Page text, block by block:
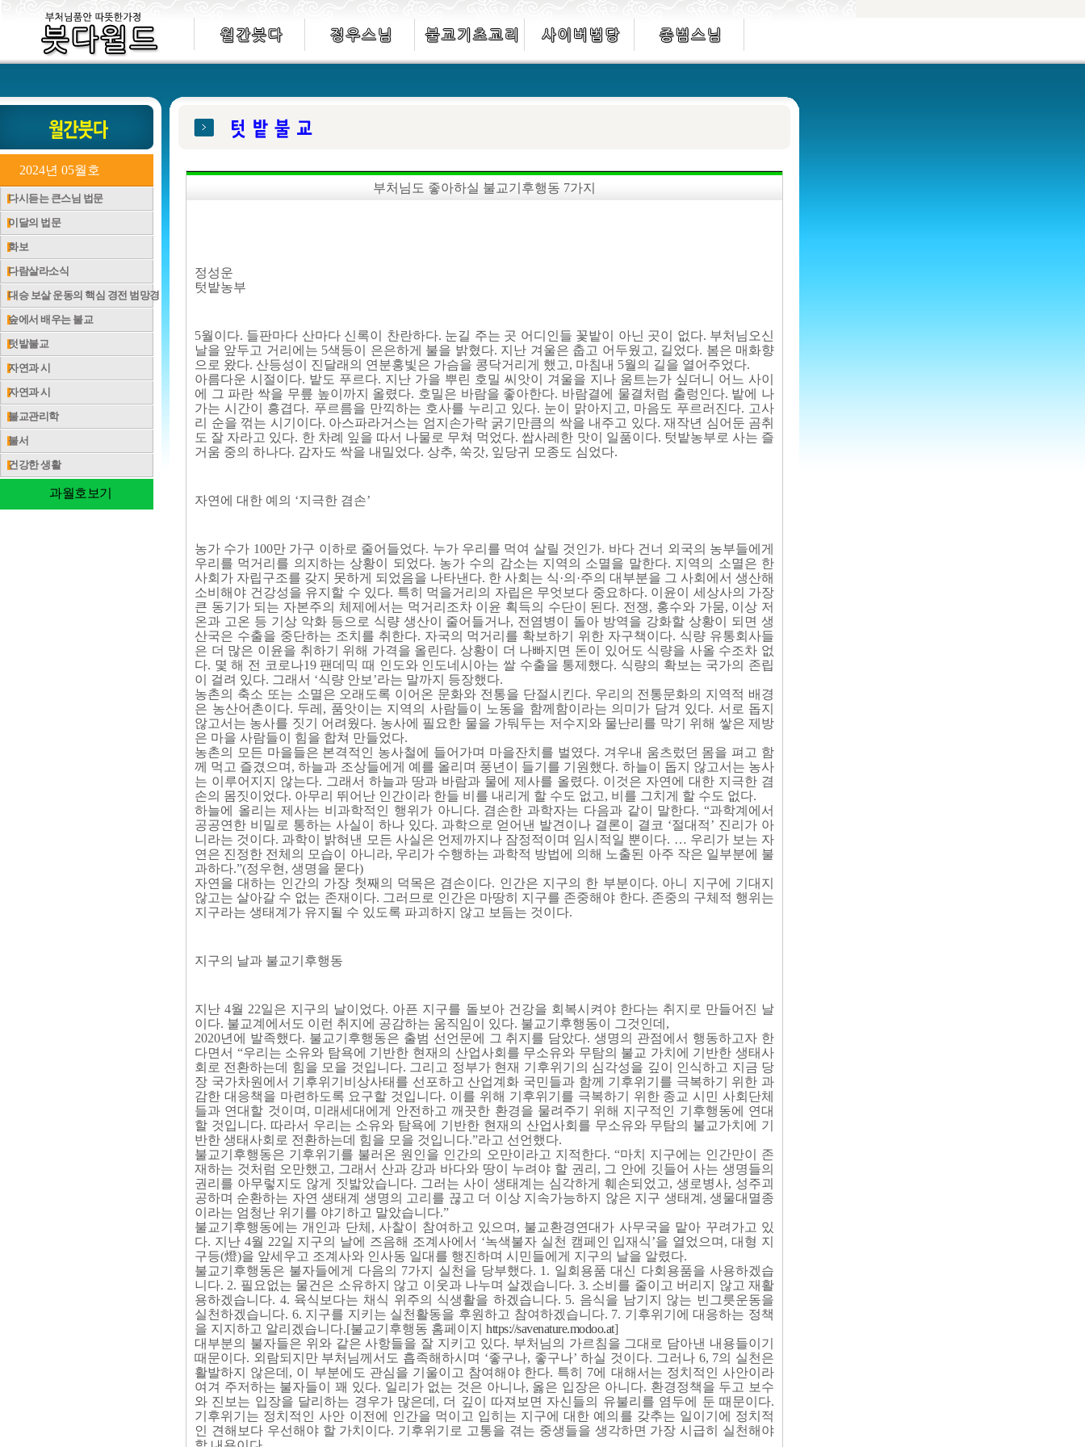
2024년 05월호
다시듣는 큰스님 법문
이달의 법문
화보
다람살라소식
대승 보살 운동의 핵심 경전 범망경
숲에서 배우는 불교
텃밭불교
자연과 시
자연과 시
불교관리학
불서
건강한 생활
과월호보기
부처님도 좋아하실 불교기후행동 7가지
정성운
텃밭농부
5월이다. 들판마다 산마다 신록이 찬란하다. 눈길 주는 곳 어디인들 꽃밭이 아닌 곳이 없다. 부처님오신
날을 앞두고 거리에는 5색등이 은은하게 불을 밝혔다. 지난 겨울은 춥고 어두웠고, 길었다. 봄은 매화향
으로 왔다. 산등성이 진달래의 연분홍빛은 가슴을 콩닥거리게 했고, 마침내 5월의 길을 열어주었다.
아름다운 시절이다. 밭도 푸르다. 지난 가을 뿌린 호밀 씨앗이 겨울을 지나 움트는가 싶더니 어느 사이
에 그 파란 싹을 무릎 높이까지 올렸다. 호밀은 바람을 좋아한다. 바람결에 물결처럼 출렁인다. 밭에 나
가는 시간이 흥겹다. 푸르름을 만끽하는 호사를 누리고 있다. 눈이 맑아지고, 마음도 푸르러진다. 고사
리 순을 꺾는 시기이다. 아스파라거스는 엄지손가락 굵기만큼의 싹을 내주고 있다. 재작년 심어둔 곰취
도 잘 자라고 있다. 한 차례 잎을 따서 나물로 무쳐 먹었다. 쌉사레한 맛이 일품이다. 텃밭농부로 사는 즐
거움 중의 하나다. 감자도 싹을 내밀었다. 상추, 쑥갓, 잎당귀 모종도 심었다.
자연에 대한 예의 ‘지극한 겸손’
농가 수가 100만 가구 이하로 줄어들었다. 누가 우리를 먹여 살릴 것인가. 바다 건너 외국의 농부들에게
우리를 먹거리를 의지하는 상황이 되었다. 농가 수의 감소는 지역의 소멸을 말한다. 지역의 소멸은 한
사회가 자립구조를 갖지 못하게 되었음을 나타낸다. 한 사회는 식·의·주의 대부분을 그 사회에서 생산해
소비해야 건강성을 유지할 수 있다. 특히 먹을거리의 자립은 무엇보다 중요하다. 이윤이 세상사의 가장
큰 동기가 되는 자본주의 체제에서는 먹거리조차 이윤 획득의 수단이 된다. 전쟁, 홍수와 가뭄, 이상 저
온과 고온 등 기상 악화 등으로 식량 생산이 줄어들거나, 전염병이 돌아 방역을 강화할 상황이 되면 생
산국은 수출을 중단하는 조치를 취한다. 자국의 먹거리를 확보하기 위한 자구책이다. 식량 유통회사들
은 더 많은 이윤을 취하기 위해 가격을 올린다. 상황이 더 나빠지면 돈이 있어도 식량을 사올 수조차 없
다. 몇 해 전 코로나19 팬데믹 때 인도와 인도네시아는 쌀 수출을 통제했다. 식량의 확보는 국가의 존립
이 걸려 있다. 그래서 ‘식량 안보’라는 말까지 등장했다.
농촌의 축소 또는 소멸은 오래도록 이어온 문화와 전통을 단절시킨다. 우리의 전통문화의 지역적 배경
은 농산어촌이다. 두레, 품앗이는 지역의 사람들이 노동을 함께함이라는 의미가 담겨 있다. 서로 돕지
않고서는 농사를 짓기 어려웠다. 농사에 필요한 물을 가둬두는 저수지와 물난리를 막기 위해 쌓은 제방
은 마을 사람들이 힘을 합쳐 만들었다.
농촌의 모든 마을들은 본격적인 농사철에 들어가며 마을잔치를 벌였다. 겨우내 움츠렀던 몸을 펴고 함
께 먹고 즐겼으며, 하늘과 조상들에게 예를 올리며 풍년이 들기를 기원했다. 하늘이 돕지 않고서는 농사
는 이루어지지 않는다. 그래서 하늘과 땅과 바람과 물에 제사를 올렸다. 이것은 자연에 대한 지극한 겸
손의 몸짓이었다. 아무리 뛰어난 인간이라 한들 비를 내리게 할 수도 없고, 비를 그치게 할 수도 없다.
하늘에 올리는 제사는 비과학적인 행위가 아니다. 겸손한 과학자는 다음과 같이 말한다. “과학계에서
공공연한 비밀로 통하는 사실이 하나 있다. 과학으로 얻어낸 발견이나 결론이 결코 ‘절대적’ 진리가 아
니라는 것이다. 과학이 밝혀낸 모든 사실은 언제까지나 잠정적이며 임시적일 뿐이다. … 우리가 보는 자
연은 진정한 전체의 모습이 아니라, 우리가 수행하는 과학적 방법에 의해 노출된 아주 작은 일부분에 불
과하다.”(정우현, 생명을 묻다)
자연을 대하는 인간의 가장 첫째의 덕목은 겸손이다. 인간은 지구의 한 부분이다. 아니 지구에 기대지
않고는 살아갈 수 없는 존재이다. 그러므로 인간은 마땅히 지구를 존중해야 한다. 존중의 구체적 행위는
지구라는 생태계가 유지될 수 있도록 파괴하지 않고 보듬는 것이다.
지구의 날과 불교기후행동
지난 4월 22일은 지구의 날이었다. 아픈 지구를 돌보아 건강을 회복시켜야 한다는 취지로 만들어진 날
이다. 불교계에서도 이런 취지에 공감하는 움직임이 있다. 불교기후행동이 그것인데,
2020년에 발족했다. 불교기후행동은 출범 선언문에 그 취지를 담았다. 생명의 관점에서 행동하고자 한
다면서 “우리는 소유와 탐욕에 기반한 현재의 산업사회를 무소유와 무탐의 불교 가치에 기반한 생태사
회로 전환하는데 힘을 모을 것입니다. 그리고 정부가 현재 기후위기의 심각성을 깊이 인식하고 지금 당
장 국가차원에서 기후위기비상사태를 선포하고 산업계화 국민들과 함께 기후위기를 극복하기 위한 과
감한 대응책을 마련하도록 요구할 것입니다. 이를 위해 기후위기를 극복하기 위한 종교 시민 사회단체
들과 연대할 것이며, 미래세대에게 안전하고 깨끗한 환경을 물려주기 위해 지구적인 기후행동에 연대
할 것입니다. 따라서 우리는 소유와 탐욕에 기반한 현재의 산업사회를 무소유와 무탐의 불교가치에 기
반한 생태사회로 전환하는데 힘을 모을 것입니다.”라고 선언했다.
불교기후행동은 기후위기를 불러온 원인을 인간의 오만이라고 지적한다. “마치 지구에는 인간만이 존
재하는 것처럼 오만했고, 그래서 산과 강과 바다와 땅이 누려야 할 권리, 그 안에 깃들어 사는 생명들의
권리를 아무렇지도 않게 짓밟았습니다. 그러는 사이 생태계는 심각하게 훼손되었고, 생로병사, 성주괴
공하며 순환하는 자연 생태계 생명의 고리를 끊고 더 이상 지속가능하지 않은 지구 생태계, 생물대멸종
이라는 엄청난 위기를 야기하고 말았습니다.”
불교기후행동에는 개인과 단체, 사찰이 참여하고 있으며, 불교환경연대가 사무국을 맡아 꾸려가고 있
다. 지난 4월 22일 지구의 날에 즈음해 조계사에서 ‘녹색불자 실천 캠페인 입재식’을 열었으며, 대형 지
구등(燈)을 앞세우고 조계사와 인사동 일대를 행진하며 시민들에게 지구의 날을 알렸다.
불교기후행동은 불자들에게 다음의 7가지 실천을 당부했다. 1. 일회용품 대신 다회용품을 사용하겠습
니다. 2. 필요없는 물건은 소유하지 않고 이웃과 나누며 살겠습니다. 3. 소비를 줄이고 버리지 않고 재활
용하겠습니다. 4. 육식보다는 채식 위주의 식생활을 하겠습니다. 5. 음식을 남기지 않는 빈그릇운동을
실천하겠습니다. 6. 지구를 지키는 실천활동을 후원하고 참여하겠습니다. 7. 기후위기에 대응하는 정책
을 지지하고 알리겠습니다.[불교기후행동 홈페이지 https://savenature.modoo.at]
대부분의 불자들은 위와 같은 사항들을 잘 지키고 있다. 부처님의 가르침을 그대로 담아낸 내용들이기
때문이다. 외람되지만 부처님께서도 흡족해하시며 ‘좋구나, 좋구나’ 하실 것이다. 그러나 6, 7의 실천은
활발하지 않은데, 이 부분에도 관심을 기울이고 참여해야 한다. 특히 7에 대해서는 정치적인 사안이라
여겨 주저하는 불자들이 꽤 있다. 일리가 없는 것은 아니나, 옳은 입장은 아니다. 환경정책을 두고 보수
와 진보는 입장을 달리하는 경우가 많은데, 더 깊이 따져보면 자신들의 유불리를 염두에 둔 때문이다.
기후위기는 정치적인 사안 이전에 인간을 먹이고 입히는 지구에 대한 예의를 갖추는 일이기에 정치적
인 견해보다 우선해야 할 가치이다. 기후위기로 고통을 겪는 중생들을 생각하면 가장 시급히 실천해야